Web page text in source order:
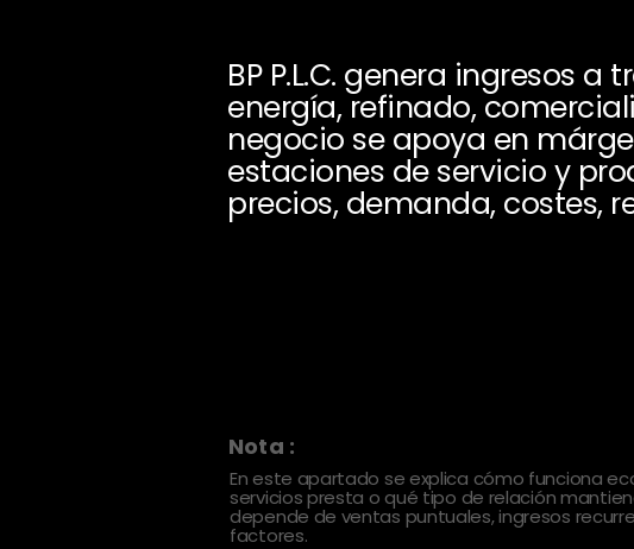
BP P.L.C. genera ingresos
energía, refinado,
negocio se apoya en
estaciones de servicio y
precios, demanda, costes,
Nota :
En este apartado se explica cómo funciona
servicios presta o qué tipo de relación
depende de ventas puntuales, ingresos
factores.